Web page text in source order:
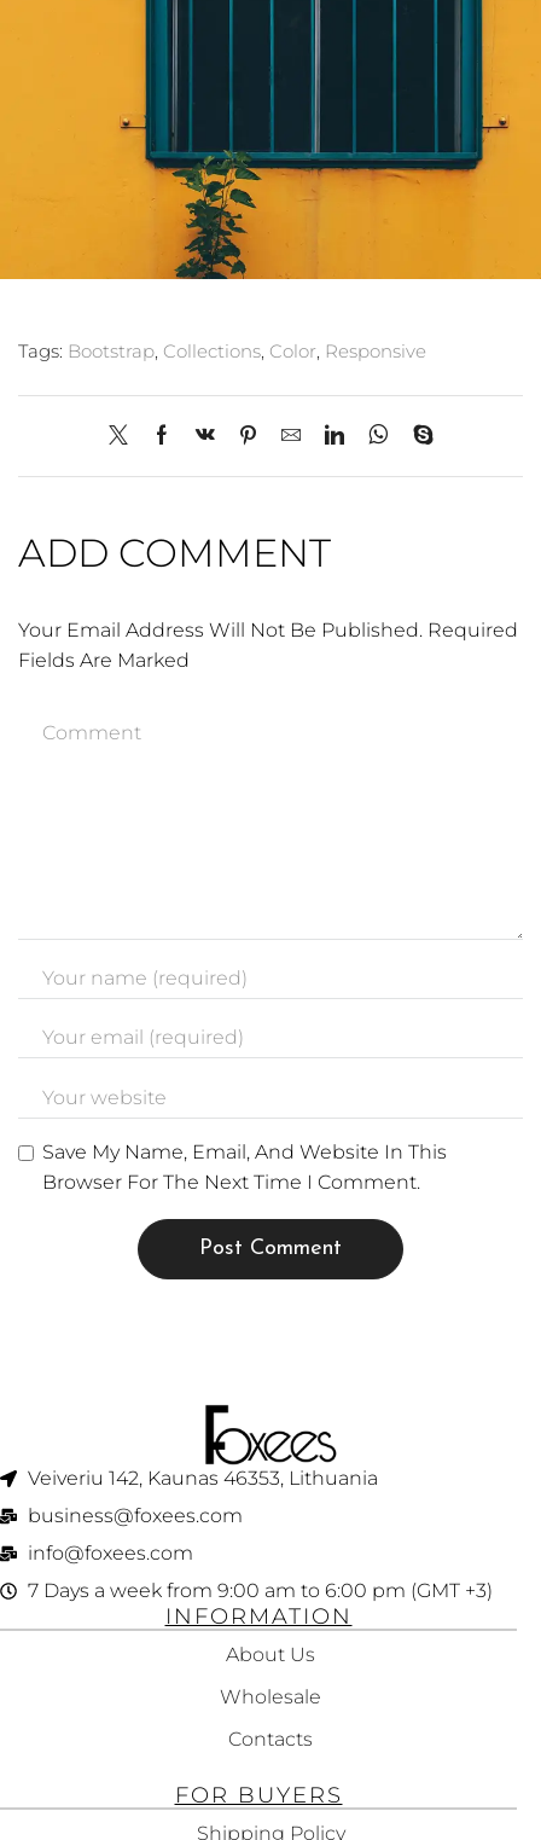
Tags: Bootstrap, Collections, Color, Responsive
ADD COMMENT
Your Email Address Will Not Be Published. Required
Fields Are Marked
Save My Name, Email, And Website In This
Browser For The Next Time I Comment.
Veiveriu 142, Kaunas 46353, Lithuania​
business@foxees.com
info@foxees.com
7 Days a week from 9:00 am to 6:00 pm (GMT +3)
INFORMATION
About Us
Wholesale
Contacts
FOR BUYERS
Shipping Policy